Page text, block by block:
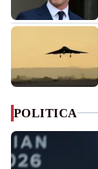
POLITICA